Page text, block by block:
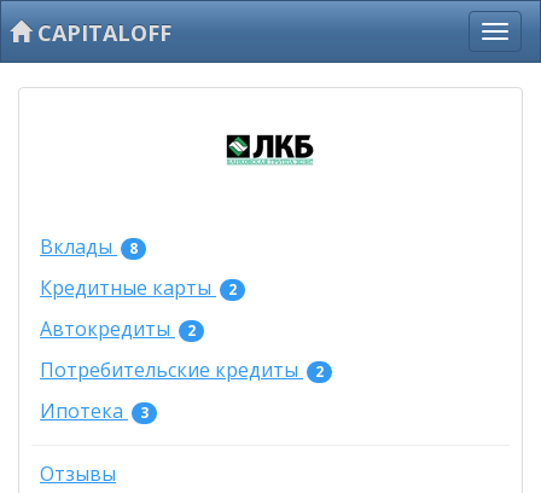
CAPITALOFF
Вклады 8
Кредитные карты 2
Автокредиты 2
Потребительские кредиты 2
Ипотека 3
Отзывы